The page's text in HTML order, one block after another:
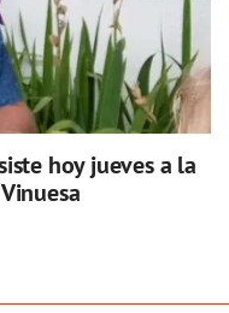
hoy jueves a la